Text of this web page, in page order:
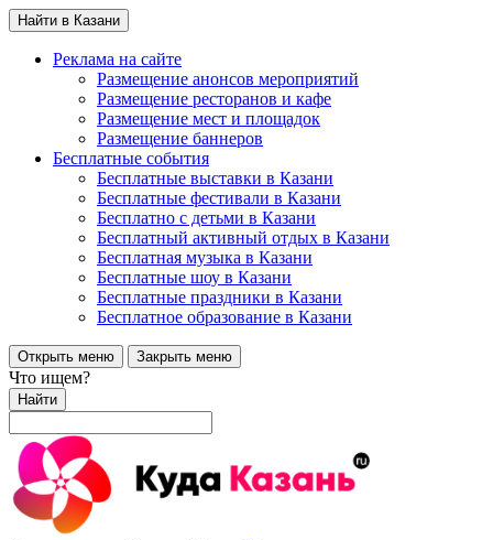
Найти в Казани
Реклама на сайте
Размещение анонсов мероприятий
Размещение ресторанов и кафе
Размещение мест и площадок
Размещение баннеров
Бесплатные события
Бесплатные выставки в Казани
Бесплатные фестивали в Казани
Бесплатно с детьми в Казани
Бесплатный активный отдых в Казани
Бесплатная музыка в Казани
Бесплатные шоу в Казани
Бесплатные праздники в Казани
Бесплатное образование в Казани
Открыть меню Закрыть меню
Что ищем?
Найти